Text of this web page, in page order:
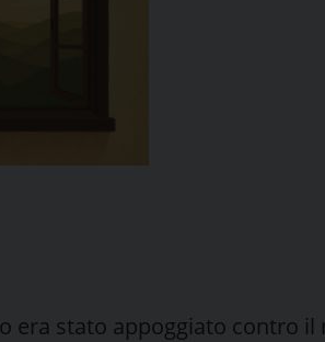
era stato appoggiato contro il